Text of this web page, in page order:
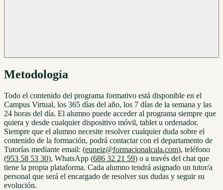
Metodología
Todo el contenido del programa formativo está disponible en el
Campus Virtual, los 365 días del año, los 7 días de la semana y las
24 horas del día. El alumno puede acceder al programa siempre que
quiera y desde cualquier dispositivo móvil, tablet u ordenador.
Siempre que el alumno necesite resolver cualquier duda sobre el
contenido de la formación, podrá contactar con el departamento de
Tutorías mediante email: (euneiz@formacionalcala.com), teléfono
(953 58 53 30), WhatsApp (686 32 21 59) o a través del chat que
tiene la propia plataforma. Cada alumno tendrá asignado un tutor/a
personal que será el encargado de resolver sus dudas y seguir su
evolución.